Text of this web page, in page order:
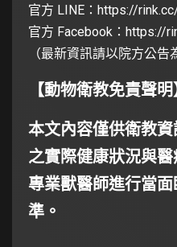
官方 LINE： https://
官方 Facebook： https://
（最新資訊請以院方公告
【動物衛教免責聲明
本文內容僅供衛教
之實際健康狀況與
專業獸醫師進行當
準。